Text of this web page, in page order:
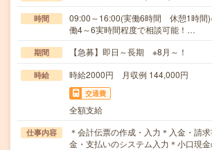
時間
09:00～16:00(実働6時間 休憩1時間
働4～6実時間程度で相談可能！…
期間 【急募】即日～長期 ※8月～！
時給 時給2000円 月収例 144,000円
交通費
全額支給
仕事内容
＊会計伝票の作成・入力＊入金・請
金・支払いのシステム入力＊小口現